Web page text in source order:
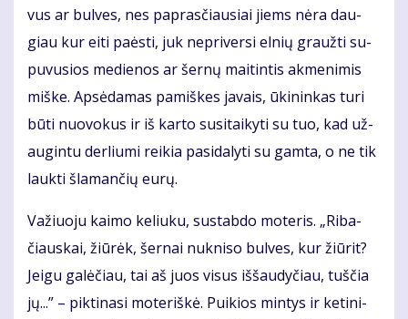
vus ar bul­ves, nes pa­pras­čiau­siai jiems nė­ra dau­
giau kur ei­ti pa­ės­ti, juk ne­pri­ver­si el­nių grauž­ti su­
pu­vu­sios me­die­nos ar šer­nų mai­tin­tis ak­me­ni­mis
miš­ke. Ap­sė­da­mas pa­miš­kes ja­vais, ūki­nin­kas tu­ri
bū­ti nuo­vo­kus ir iš kar­to su­si­tai­ky­ti su tuo, kad už­
au­gin­tu der­liu­mi rei­kia pa­si­da­ly­ti su gam­ta, o ne tik
lauk­ti šla­man­čių eu­rų.
Va­žiuo­ju kai­mo ke­liu­ku, su­stab­do mo­te­ris. „Ri­ba­
čiaus­kai, žiū­rėk, šer­nai nu­kni­so bul­ves, kur žiū­rit?
Jei­gu ga­lė­čiau, tai aš juos vi­sus iš­šau­dy­čiau, tuš­čia
jų...” – pik­ti­na­si mo­te­riš­kė. Pui­kios min­tys ir ke­ti­ni­